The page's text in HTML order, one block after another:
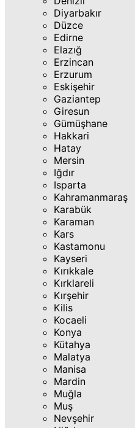
Diyarbakır
Düzce
Edirne
Elazığ
Erzincan
Erzurum
Eskişehir
Gaziantep
Giresun
Gümüşhane
Hakkari
Hatay
Mersin
Iğdır
Isparta
Kahramanmaraş
Karabük
Karaman
Kars
Kastamonu
Kayseri
Kırıkkale
Kırklareli
Kırşehir
Kilis
Kocaeli
Konya
Kütahya
Malatya
Manisa
Mardin
Muğla
Muş
Nevşehir